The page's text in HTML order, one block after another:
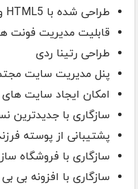
طراحی شده با HTML5 و CSS3
قابلیت مدیریت فونت
طراحی رتینا ردی
پنل مدیریت سایت
امکان ایجاد سایت
سازگاری با جدیدترین
پشتیبانی از پوسته
سازگاری با فروشگاه
سازگاری با افزونه